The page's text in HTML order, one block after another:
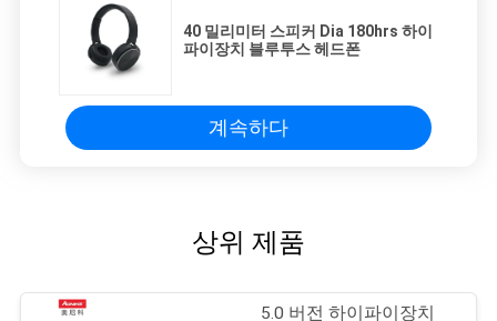
40 밀리미터 스피커 Dia 180hrs 하이
파이장치 블루투스 헤드폰
계속하다
상위 제품
5.0 버전 하이파이장치